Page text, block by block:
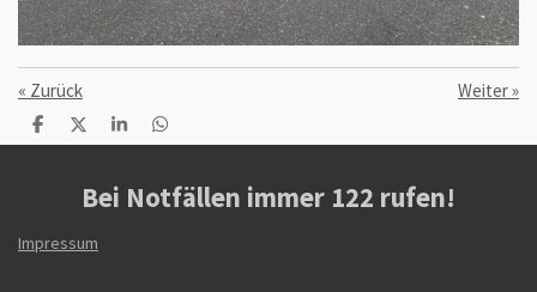
« Zurück Weiter»
T
e
T
e
e
T
e
l
e
T
e
e
Bei Notfällen immer 122 rufen!
Impressum